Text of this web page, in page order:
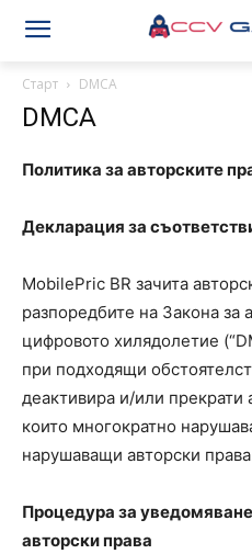
Старт DMCA
DMCA
Политика за авторските
Декларация за
MobilePric BR зачита
разпоредбите на Закона за
цифровото хилядолетие
при подходящи
деактивира и/или прекрати
които многократно
нарушаващи авторски
Процедура за
авторски права